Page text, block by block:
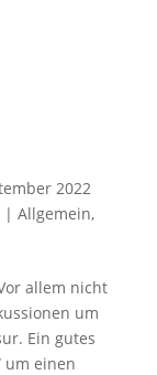
2022
| Allgemein,
allem nicht
um
Ein gutes
um einen